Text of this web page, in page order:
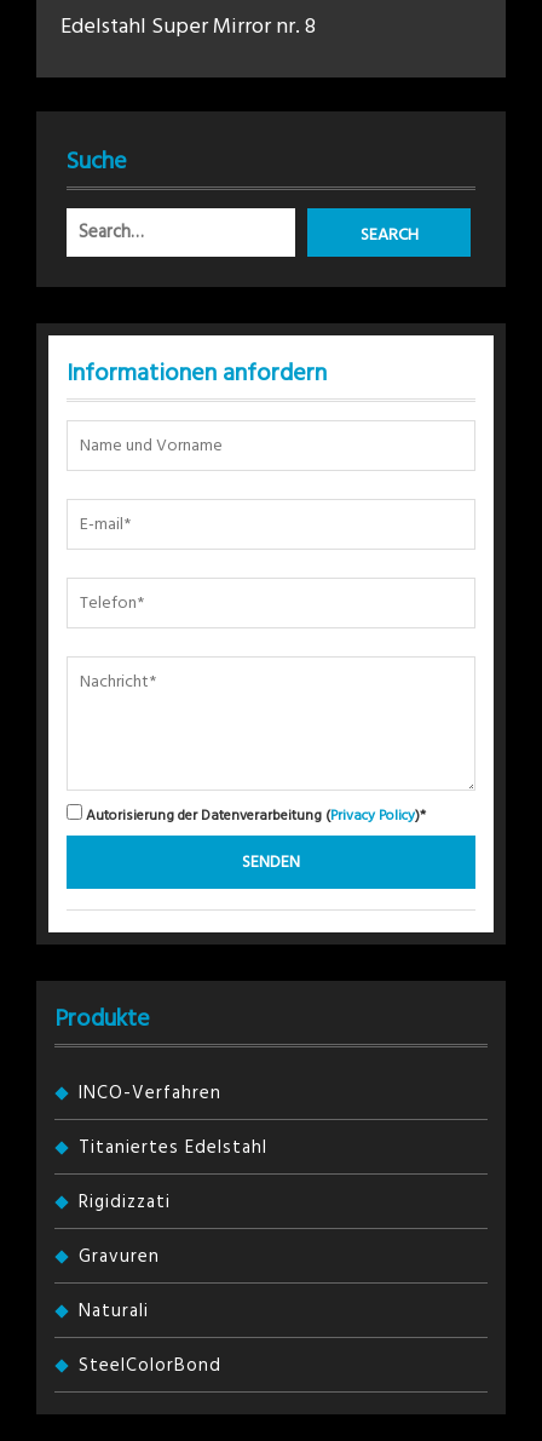
Edelstahl Super Mirror nr. 8
Suche
Informationen anfordern
Autorisierung der Datenverarbeitung (Privacy Policy)*
Produkte
INCO-Verfahren
Titaniertes Edelstahl
Rigidizzati
Gravuren
Naturali
SteelColorBond